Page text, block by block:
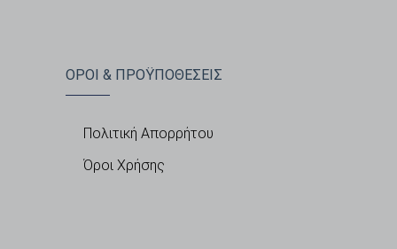
ΟΡΟΙ & ΠΡΟΫΠΟΘΕΣΕΙΣ
Πολιτική Απορρήτου
Όροι Χρήσης